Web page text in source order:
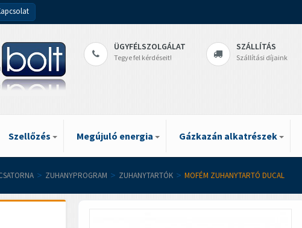
ÜGYFÉLSZOLGÁLAT
Tegye fel kérdéseit!
SZÁLLÍTÁS
Szállítási díjaink
Szellőzés Megújuló energia Gázkazán alkatrészek
> ZUHANYPROGRAM > ZUHANYTARTÓK > MOFÉM ZUHANYTARTÓ DUCAL